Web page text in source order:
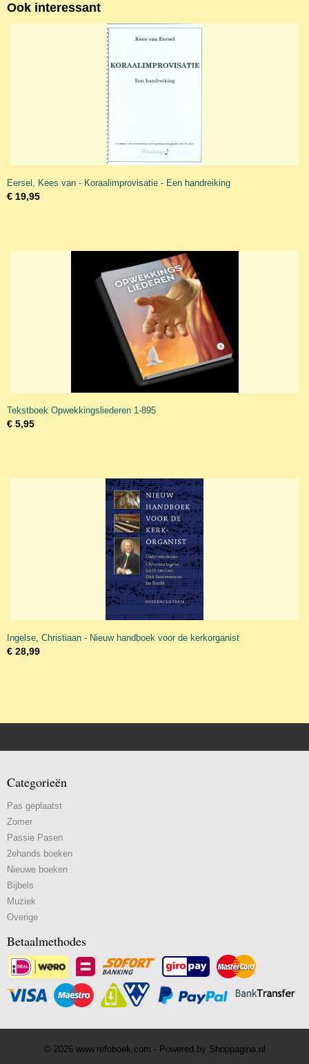
Ook interessant
Eersel, Kees van - Koraalimprovisatie - Een handreiking
€ 19,95
Tekstboek Opwekkingsliederen 1-895
€ 5,95
Ingelse, Christiaan - Nieuw handboek voor de kerkorganist
€ 28,99
Categorieën
Pas geplaatst
Zomer
Passie Pasen
2ehands boeken
Nieuwe boeken
Bijbels
Muziek
Overige
Betaalmethodes
© 2026 www.refoboek.com - Powered by Shoppagina.nl